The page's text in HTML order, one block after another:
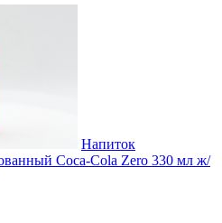
Напиток
Coca-Cola Zero 330 мл ж/